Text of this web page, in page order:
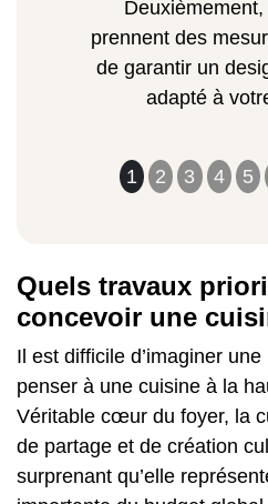
1 2 3 4 5
prennent des
de garantir un
adapté à
Quels travaux
concevoir une
Il est difficile d’imaginer
penser à une cuisine à la
Véritable cœur du foyer, la
de partage et de création
surprenant qu’elle